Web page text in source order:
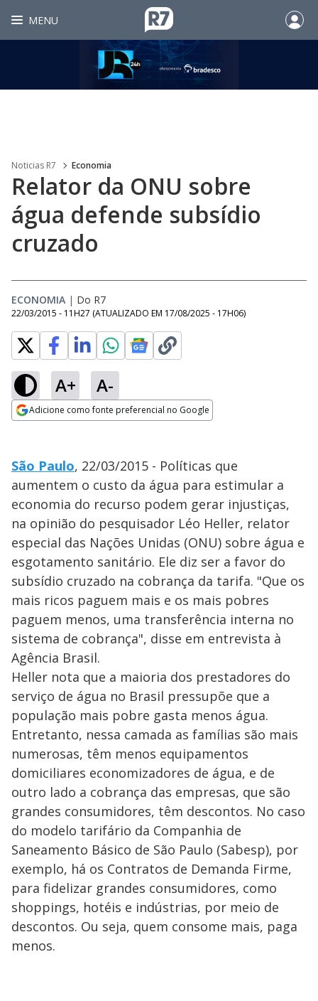
MENU
Noticias R7 Economia
Relator da ONU sobre
água defende subsídio
cruzado
ECONOMIA | Do R7
22/03/2015 - 11H27 (ATUALIZADO EM 17/08/2025 - 17H06)
A+ A-
Adicione como fonte preferencial no Google
São Paulo, 22/03/2015 - Políticas que
aumentem o custo da água para estimular a
economia do recurso podem gerar injustiças,
na opinião do pesquisador Léo Heller, relator
especial das Nações Unidas (ONU) sobre água e
esgotamento sanitário. Ele diz ser a favor do
subsídio cruzado na cobrança da tarifa. "Que os
mais ricos paguem mais e os mais pobres
paguem menos, uma transferência interna no
sistema de cobrança", disse em entrevista à
Agência Brasil.
Heller nota que a maioria dos prestadores do
serviço de água no Brasil pressupõe que a
população mais pobre gasta menos água.
Entretanto, nessa camada as famílias são mais
numerosas, têm menos equipamentos
domiciliares economizadores de água, e de
outro lado a cobrança das empresas, que são
grandes consumidores, têm descontos. No caso
do modelo tarifário da Companhia de
Saneamento Básico de São Paulo (Sabesp), por
exemplo, há os Contratos de Demanda Firme,
para fidelizar grandes consumidores, como
shoppings, hotéis e indústrias, por meio de
descontos. Ou seja, quem consome mais, paga
menos.